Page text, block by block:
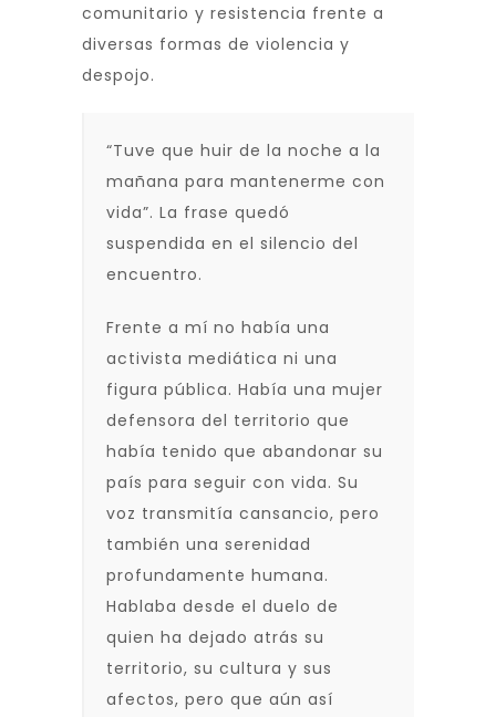
comunitario y resistencia frente a
diversas formas de violencia y
despojo.
“Tuve que huir de la noche a la
mañana para mantenerme con
vida”. La frase quedó
suspendida en el silencio del
encuentro.
Frente a mí no había una
activista mediática ni una
figura pública. Había una mujer
defensora del territorio que
había tenido que abandonar su
país para seguir con vida. Su
voz transmitía cansancio, pero
también una serenidad
profundamente humana.
Hablaba desde el duelo de
quien ha dejado atrás su
territorio, su cultura y sus
afectos, pero que aún así